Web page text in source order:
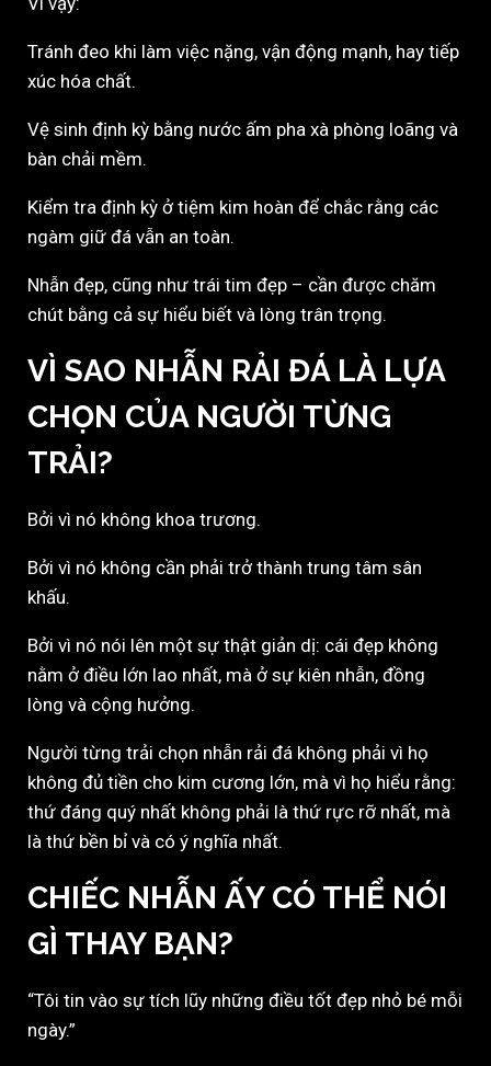
Tránh đeo khi làm việc nặng, vận động mạnh, hay tiếp
xúc hóa chất.
Vệ sinh định kỳ bằng nước ấm pha xà phòng loãng và
bàn chải mềm.
Kiểm tra định kỳ ở tiệm kim hoàn để chắc rằng các
ngàm giữ đá vẫn an toàn.
Nhẫn đẹp, cũng như trái tim đẹp – cần được chăm
chút bằng cả sự hiểu biết và lòng trân trọng.
VÌ SAO NHẪN RẢI ĐÁ LÀ LỰA
CHỌN CỦA NGƯỜI TỪNG
TRẢI?
Bởi vì nó không khoa trương.
Bởi vì nó không cần phải trở thành trung tâm sân
khấu.
Bởi vì nó nói lên một sự thật giản dị: cái đẹp không
nằm ở điều lớn lao nhất, mà ở sự kiên nhẫn, đồng
lòng và cộng hưởng.
Người từng trải chọn nhẫn rải đá không phải vì họ
không đủ tiền cho kim cương lớn, mà vì họ hiểu rằng:
thứ đáng quý nhất không phải là thứ rực rỡ nhất, mà
là thứ bền bỉ và có ý nghĩa nhất.
CHIẾC NHẪN ẤY CÓ THỂ NÓI
GÌ THAY BẠN?
“Tôi tin vào sự tích lũy những điều tốt đẹp nhỏ bé mỗi
ngày.”